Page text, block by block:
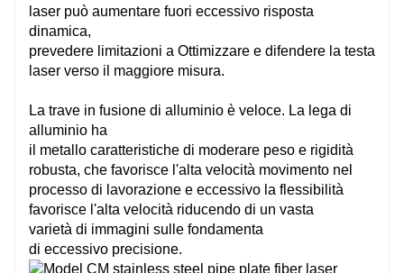
laser può aumentare fuori eccessivo risposta
dinamica,
prevedere limitazioni a Ottimizzare e difendere la testa
laser verso il maggiore misura.
La trave in fusione di alluminio è veloce. La lega di
alluminio ha
il metallo caratteristiche di moderare peso e rigidità
robusta, che favorisce l'alta velocità movimento nel
processo di lavorazione e eccessivo la flessibilità
favorisce l'alta velocità riducendo di un vasta
varietà di immagini sulle fondamenta
di eccessivo precisione.
pneumatico
Fuji/Francia Schneider
in Taiwan